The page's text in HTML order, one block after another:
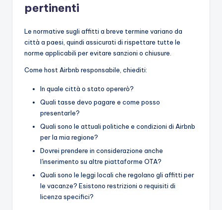
pertinenti
Le normative sugli affitti a breve termine variano da
città a paesi, quindi assicurati di rispettare tutte le
norme applicabili per evitare sanzioni o chiusure.
Come host Airbnb responsabile, chiediti:
In quale città o stato opererò?
Quali tasse devo pagare e come posso
presentarle?
Quali sono le attuali politiche e condizioni di Airbnb
per la mia regione?
Dovrei prendere in considerazione anche
l'inserimento su altre piattaforme OTA?
Quali sono le leggi locali che regolano gli affitti per
le vacanze? Esistono restrizioni o requisiti di
licenza specifici?